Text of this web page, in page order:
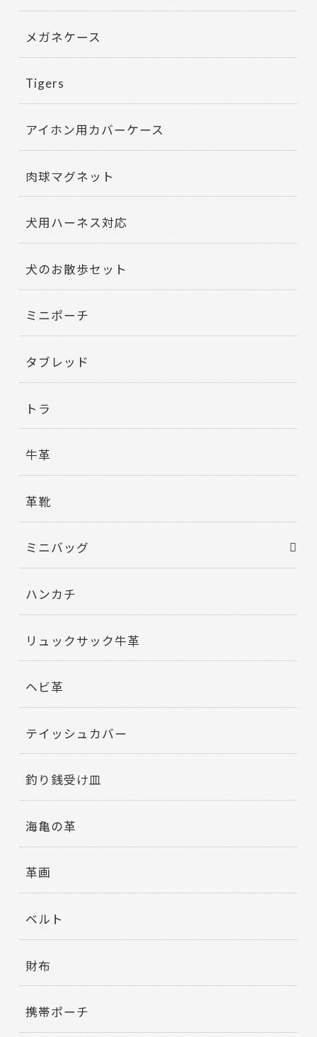
メガネケース
Tigers
アイホン用カバーケース
肉球マグネット
犬用ハーネス対応
犬のお散歩セット
ミニポーチ
タブレッド
トラ
牛革
革靴
ミニバッグ
ハンカチ
リュックサック牛革
ヘビ革
テイッシュカバー
釣り銭受け皿
海亀の革
革画
ベルト
財布
携帯ポーチ